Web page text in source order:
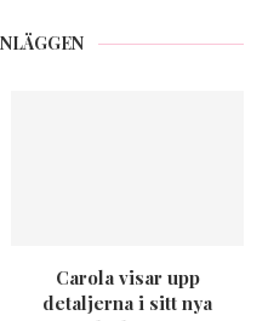
Carola visar upp
detaljerna i sitt nya